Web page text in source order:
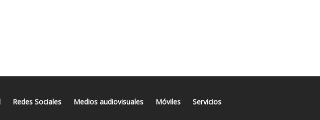
Redes Sociales Medios audiovisuales Móviles Servicios